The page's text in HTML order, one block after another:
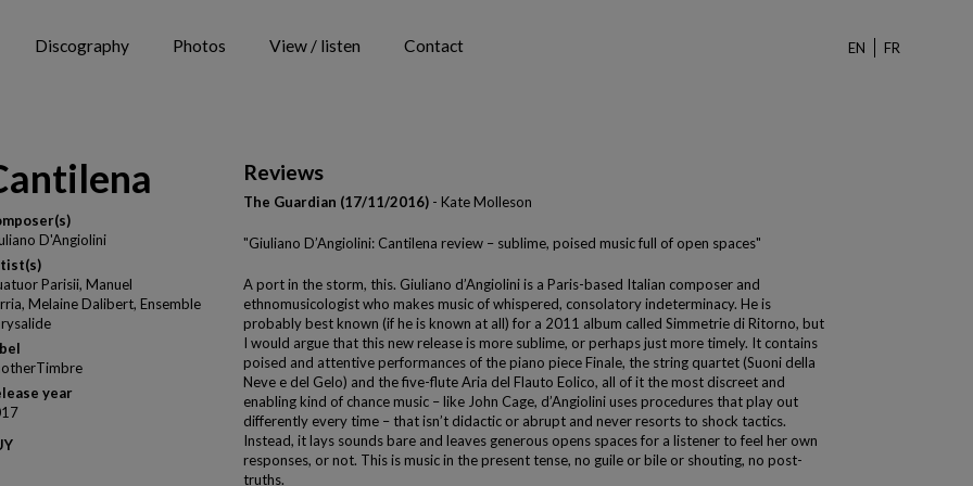
Discography Photos View / listen Contact EN FR
D'Angiolini
Parisii, Manuel
Melaine Dalibert, Ensemble
year
Reviews
The Guardian (17/11/2016) - Kate Molleson
"Giuliano D’Angiolini: Cantilena review – sublime, poised music full of open spaces"
A port in the storm, this. Giuliano d’Angiolini is a Paris-based Italian composer and
ethnomusicologist who makes music of whispered, consolatory indeterminacy. He is
probably best known (if he is known at all) for a 2011 album called Simmetrie di Ritorno, but
I would argue that this new release is more sublime, or perhaps just more timely. It contains
poised and attentive performances of the piano piece Finale, the string quartet (Suoni della
Neve e del Gelo) and the five-flute Aria del Flauto Eolico, all of it the most discreet and
enabling kind of chance music – like John Cage, d’Angiolini uses procedures that play out
differently every time – that isn’t didactic or abrupt and never resorts to shock tactics.
Instead, it lays sounds bare and leaves generous opens spaces for a listener to feel her own
responses, or not. This is music in the present tense, no guile or bile or shouting, no post-
truths.